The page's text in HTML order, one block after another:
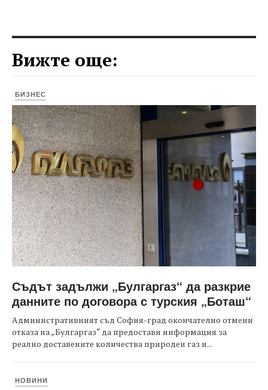
Вижте още:
БИЗНЕС
Съдът задължи „Булгаргаз“ да разкрие
данните по договора с турския „Боташ“
Административният съд София-град окончателно отмени
отказа на „Булгаргаз“ да предостави информация за
реално доставените количества природен газ и...
НОВИНИ